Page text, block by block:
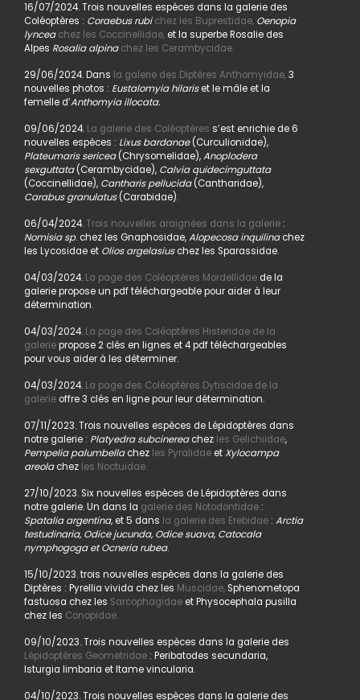
16/07/2024. Trois nouvelles espèces dans la galerie des
Coléoptères : Coraebus rubi chez les Buprestidae, Oenopia
lyncea chez les Coccinellidae,et la superbe Rosalie des
Alpes Rosalia alpina chez les Cerambycidae.
29/06/2024. Dans la galerie des Diptères Anthomyidae,3
nouvelles photos : Eustalomyia hilariset le mâle et la
femelle d’Anthomyia illocata.
09/06/2024.La galerie des Coléoptères s’est enrichie de 6
nouvelles espèces : Lixus bardanae(Curculionidae),
Plateumaris sericea(Chrysomelidae),Anoplodera
sexguttata(Cerambycidae), Calvia quidecimguttata
(Coccinellidae), Cantharis pellucida(Cantharidae),
Carabus granulatus(Carabidae).
06/04/2024.Trois nouvelles araignées dans la galerie:
Nomisia sp. chez les Gnaphosidae,Alopecosa inquilinachez
les Lycosidae et Olios argelasiuschez les Sparassidae.
04/03/2024. La page des Coléoptères Mordellidaede la
galerie propose un pdf téléchargeable pour aider à leur
détermination.
04/03/2024. La page des Coléoptères Histeridae de la
galeriepropose 2 clés en lignes et 4 pdf téléchargeables
pour vous aider à les déterminer.
04/03/2024. La page des Coléoptères Dytiscidae de la
galerieoffre 3 clés en ligne pour leur détermination.
07/11/2023. Trois nouvelles espèces de Lépidoptères dans
notre galerie : Platyedra subcinereachez les Gelichiidae,
Pempelia palumbellachez les PyralidaeetXylocampa
areolachez les Noctuidae.
27/10/2023. Six nouvelles espèces de Lépidoptères dans
notre galerie. Un dans la galerie des Notodontidae:
Spatalia argentina, et 5 dans la galerie des Erebidae: Arctia
testudinaria, Odice jucunda, Odice suava, Catocala
nymphogoga et Ocneria rubea.
15/10/2023. trois nouvelles espèces dans la galerie des
Diptères : Pyrellia vivida chez les Muscidae,Sphenometopa
fastuosa chez les Sarcophagidaeet Physocephala pusilla
chez les Conopidae.
09/10/2023. Trois nouvelles espèces dans la galerie des
Lépidoptères Geometridae: Peribatodes secundaria,
Isturgia limbaria et Itame vincularia.
04/10/2023. Trois nouvelles espèces dans la galerie des